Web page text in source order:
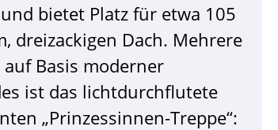
bietet Platz für etwa 105
dreizackigen Dach. Mehrere
Basis moderner
ist das lichtdurchflutete
„Prinzessinnen-Treppe“: